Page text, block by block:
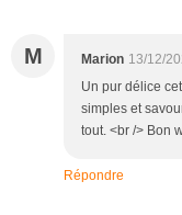
M Marion 13/12/
Un pur délice
simples et
tout. <br /> Bon
Répondre